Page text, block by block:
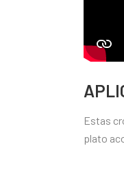
Estas
plato